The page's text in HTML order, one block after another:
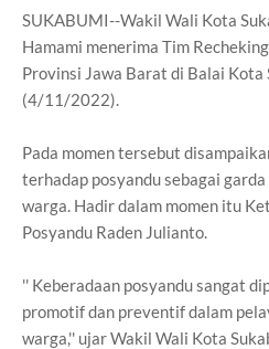
SUKABUMI--Wakil Wali Kota
Hamami menerima Tim
Provinsi Jawa Barat di Balai Kota
(4/11/2022).
Pada momen tersebut
terhadap posyandu sebagai
warga. Hadir dalam momen itu
Posyandu Raden Julianto.
'' Keberadaan posyandu sangat
promotif dan preventif dalam
warga,'' ujar Wakil Wali Kota